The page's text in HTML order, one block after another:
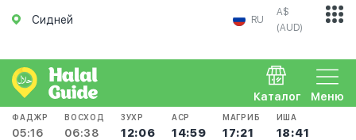
Сидней RU
A$
(AUD)
Меню
Каталог
ФАДЖР
05:16
ВОСХОД
06:38
ЗУХР
12:06
АСР
14:59
МАГРИБ
17:21
ИША
18:41